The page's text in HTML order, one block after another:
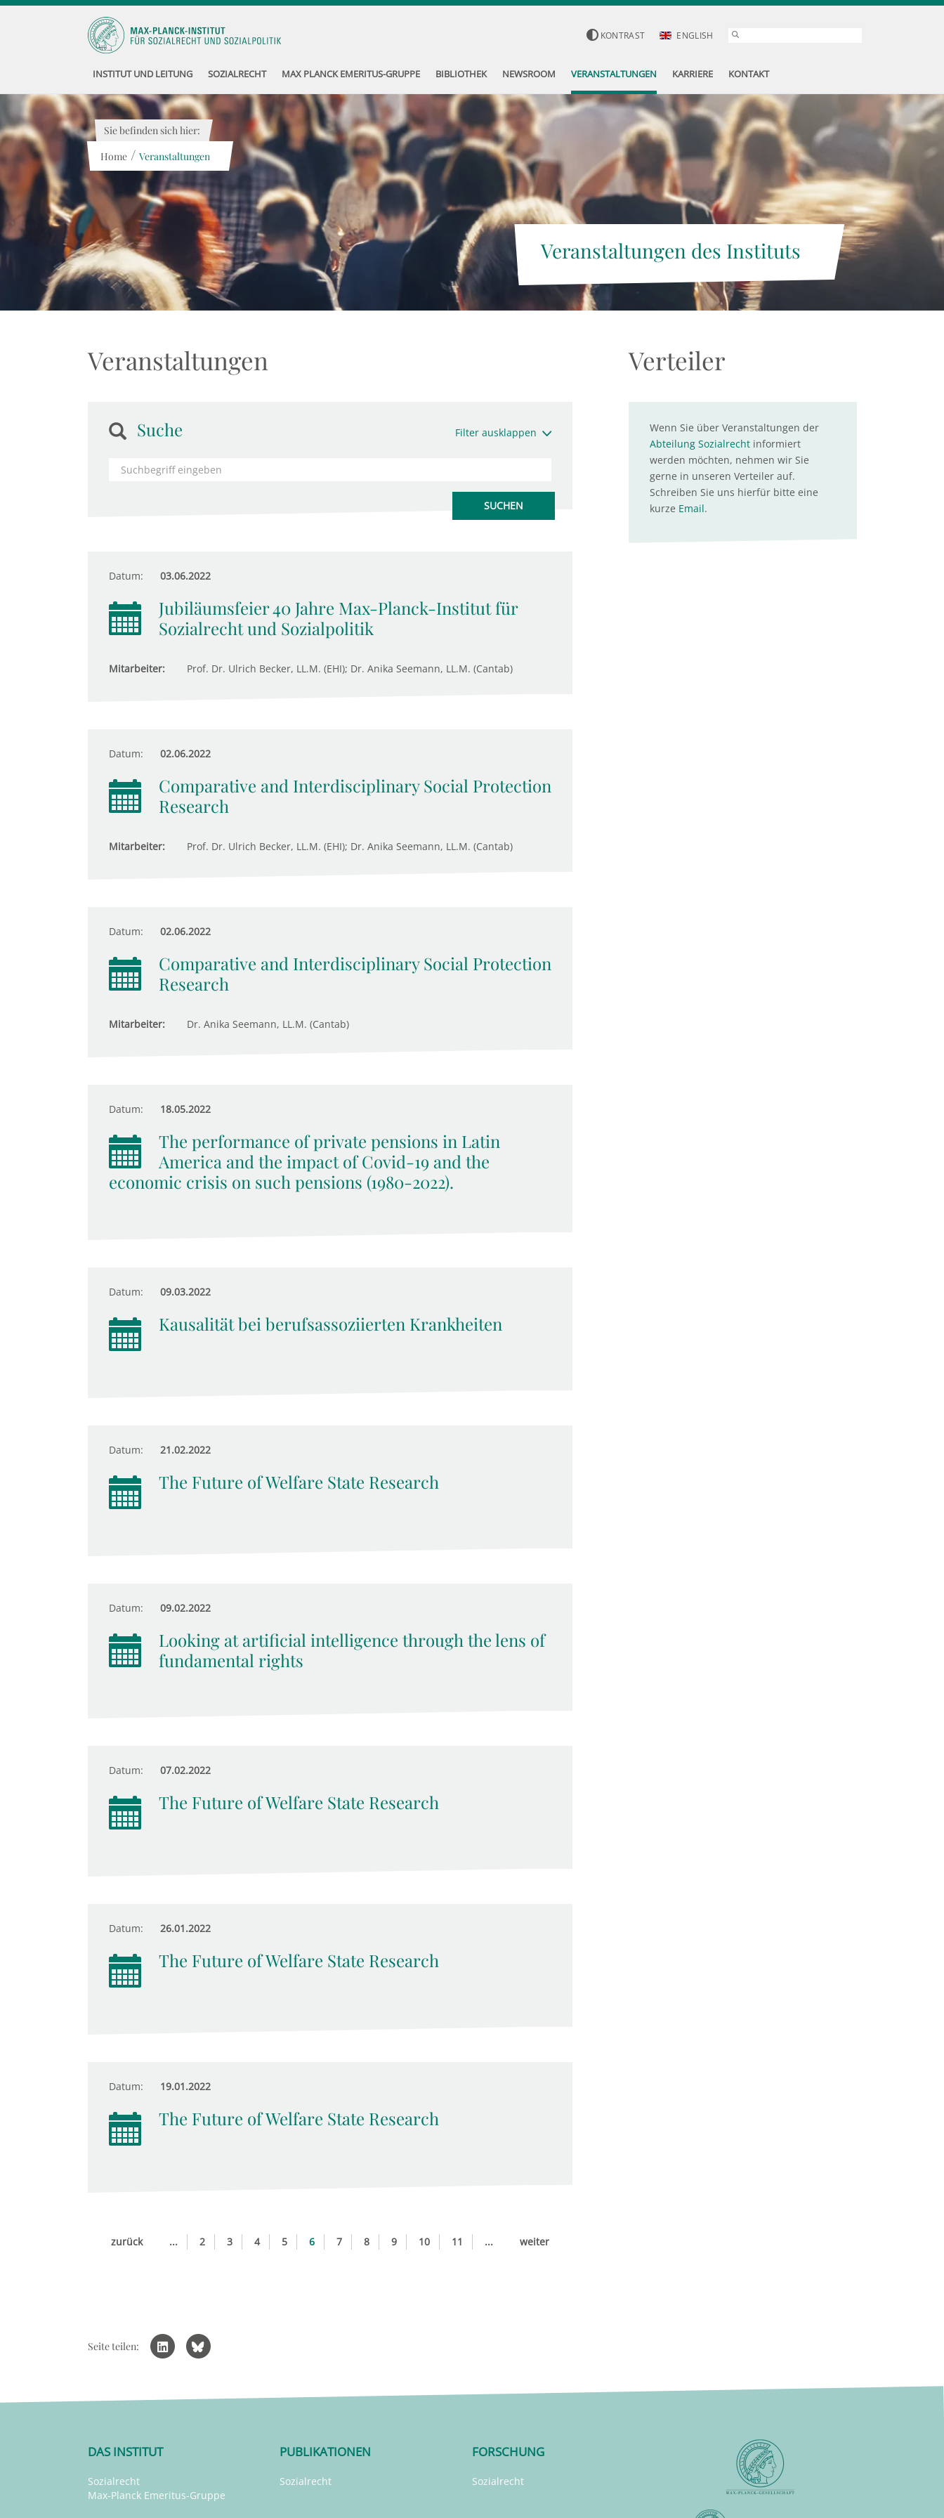
KONTRAST ENGLISH
INSTITUT UND LEITUNG SOZIALRECHT MAX PLANCK EMERITUS-GRUPPE BIBLIOTHEK NEWSROOM VERANSTALTUNGEN KARRIERE KONTAKT
Veranstaltungen des Instituts
Sie befinden sich hier:
Home / Veranstaltungen
Veranstaltungen
Suche Filter ausklappen
Datum: 03.06.2022
Jubiläumsfeier 40 Jahre Max-Planck-Institut für
Sozialrecht und Sozialpolitik
Mitarbeiter: Prof. Dr. Ulrich Becker, LL.M. (EHI); Dr. Anika Seemann, LL.M. (Cantab)
Datum: 02.06.2022
Comparative and Interdisciplinary Social Protection
Research
Mitarbeiter: Prof. Dr. Ulrich Becker, LL.M. (EHI); Dr. Anika Seemann, LL.M. (Cantab)
Datum: 02.06.2022
Comparative and Interdisciplinary Social Protection
Research
Mitarbeiter: Dr. Anika Seemann, LL.M. (Cantab)
Datum: 18.05.2022
The performance of private pensions in Latin
America and the impact of Covid-19 and the
economic crisis on such pensions (1980-2022).
Datum: 09.03.2022
Kausalität bei berufsassoziierten Krankheiten
Datum: 21.02.2022
The Future of Welfare State Research
Datum: 09.02.2022
Looking at artificial intelligence through the lens of
fundamental rights
Datum: 07.02.2022
The Future of Welfare State Research
Datum: 26.01.2022
The Future of Welfare State Research
Datum: 19.01.2022
The Future of Welfare State Research
zurück ... 2 3 4 5 6 7 8 9 10 11 ... weiter
Verteiler
Wenn Sie über Veranstaltungen der
Abteilung Sozialrechtinformiert
werden möchten, nehmen wir Sie
gerne in unseren Verteiler auf.
Schreiben Sie uns hierfür bitte eine
kurze Email.
Seite teilen:
DAS INSTITUT
Sozialrecht
Max-Planck Emeritus-Gruppe
PUBLIKATIONEN
Sozialrecht
FORSCHUNG
Sozialrecht